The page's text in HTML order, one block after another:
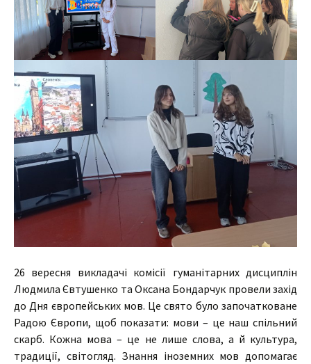
26 вересня викладачі комісії гуманітарних дисциплін
Людмила Євтушенко та Оксана Бондарчук провели захід
до Дня європейських мов. Це свято було започатковане
Радою Європи, щоб показати: мови – це наш спільний
скарб. Кожна мова – це не лише слова, а й культура,
традиції, світогляд. Знання іноземних мов допомагає